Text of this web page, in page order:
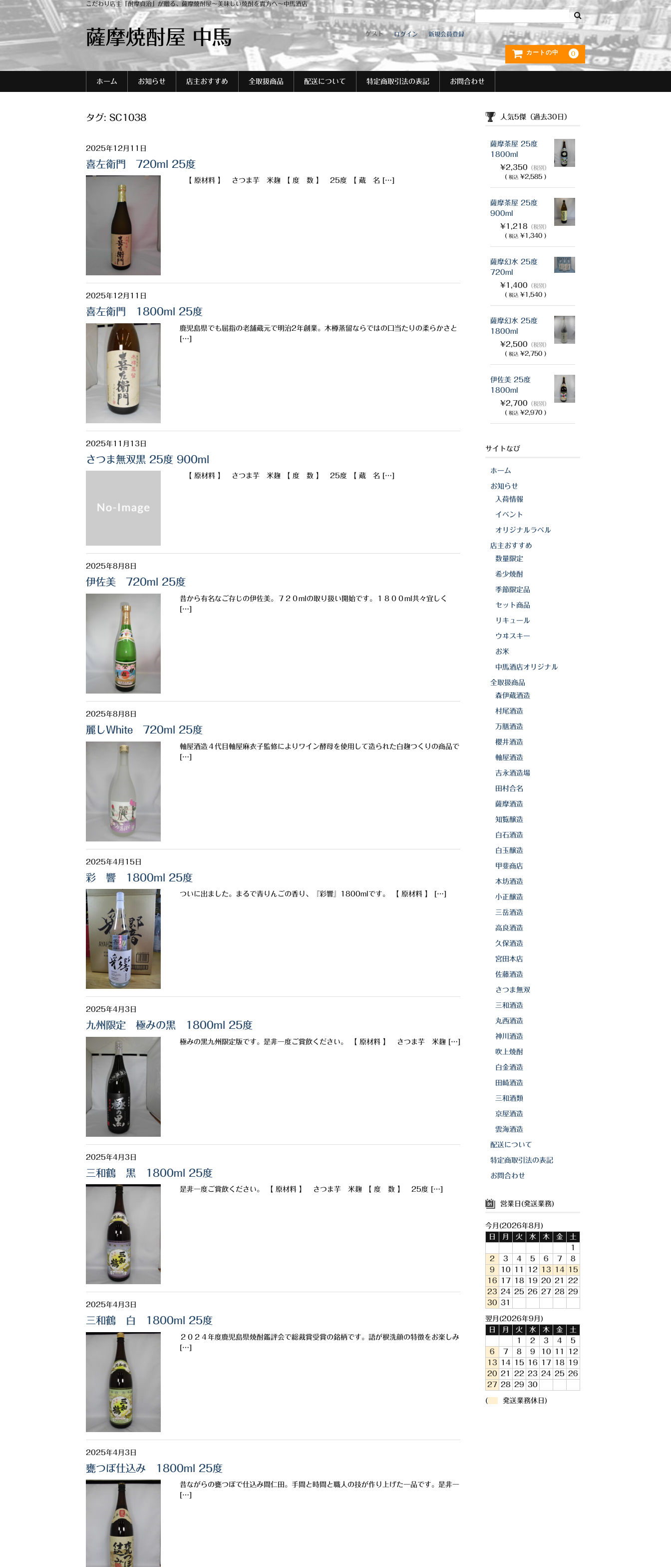
こだわり店主「酎摩貞治」が贈る、薩摩焼酎屋～美味しい焼酎を貴方へ～中馬酒店
薩摩焼酎屋 中馬 ゲスト ログイン 新規会員登録
カートの中 0
ホーム お知らせ 店主おすすめ 全取扱商品 配送について 特定商取引法の表記 お問合わせ
タグ: SC1038
2025年12月11日
喜左衛門 720ml 25度
【 原材料 】 さつま芋 米麹 【 度 数 】 25度 【 蔵 名 […]
2025年12月11日
喜左衛門 1800ml 25度
鹿児島県でも屈指の老舗蔵元で明治2年創業。木樽蒸留ならではの口当たりの柔らかさと
[…]
2025年11月13日
さつま無双黒 25度 900ml
【 原材料 】 さつま芋 米麹 【 度 数 】 25度 【 蔵 名 […]
2025年8月8日
伊佐美 720ml 25度
昔から有名なご存じの伊佐美。７２０mlの取り扱い開始です。１８００ml共々宜しく
[…]
2025年8月8日
麗しWhite 720ml 25度
軸屋酒造４代目軸屋麻衣子監修によりワイン酵母を使用して造られた白麹つくりの商品で
[…]
2025年4月15日
彩 響 1800ml 25度
ついに出ました。まるで青りんごの香り、『彩響』1800mlです。 【 原材料 】 […]
2025年4月3日
九州限定 極みの黒 1800ml 25度
極みの黒九州限定版です。是非一度ご賞飲ください。 【 原材料 】 さつま芋 米麹 […]
2025年4月3日
三和鶴 黒 1800ml 25度
是非一度ご賞飲ください。 【 原材料 】 さつま芋 米麹 【 度 数 】 25度 […]
2025年4月3日
三和鶴 白 1800ml 25度
２０２４年度鹿児島県焼酎鑑評会で総裁賞受賞の銘柄です。語が根洗顔の特徴をお楽しみ
[…]
2025年4月3日
甕つぼ仕込み 1800ml 25度
昔ながらの甕つぼで仕込み間仁田。手間と時間と職人の技が作り上げた一品です。是非一
[…]
人気5傑（過去30日）
薩摩茶屋 25度
1800ml
¥2,350 （税別）
( 税込 ¥2,585 )
薩摩茶屋 25度
900ml
¥1,218 （税別）
( 税込 ¥1,340 )
薩摩幻水 25度
720ml
¥1,400 （税別）
( 税込 ¥1,540 )
薩摩幻水 25度
1800ml
¥2,500 （税別）
( 税込 ¥2,750 )
伊佐美 25度
1800ml
¥2,700 （税別）
( 税込 ¥2,970 )
サイトなび
ホーム
お知らせ
入荷情報
イベント
オリジナルラベル
店主おすすめ
数量限定
希少焼酎
季節限定品
セット商品
リキュール
ウヰスキー
お米
中馬酒店オリジナル
全取扱商品
森伊蔵酒造
村尾酒造
万膳酒造
櫻井酒造
軸屋酒造
吉永酒造場
田村合名
薩摩酒造
知覧醸造
白石酒造
白玉醸造
甲斐商店
本坊酒造
小正醸造
三岳酒造
高良酒造
久保酒造
宮田本店
佐藤酒造
さつま無双
三和酒造
丸西酒造
神川酒造
吹上焼酎
白金酒造
田崎酒造
三和酒類
京屋酒造
雲海酒造
配送について
特定商取引法の表記
お問合わせ
営業日(発送業務)
今月(2026年8月)
日
月 火 水 木 金
土
1
2
3 4 5 6 7
8
9
10 11 12 13 14
15
16
17 18 19 20 21
22
23 24 25 26 27 28 29
30 31
翌月(2026年9月)
日
月 火 水 木 金
土
1
2 3 4
5
6
7 8 9 10 11
12
13
14 15 16 17 18
19
20 21 22 23 24 25 26
27 28 29 30
( 発送業務休日)